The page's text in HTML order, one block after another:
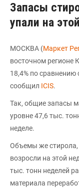
Запасы
упали на
МОСКВА (Маркет
восточном регионе
18,4% по сравнению
сообщил ICIS.
Так, общие запасы
уровне 47,6 тыс.
неделе.
Объемы же стирола,
возросли на этой
тыс. тонн неделей
материала